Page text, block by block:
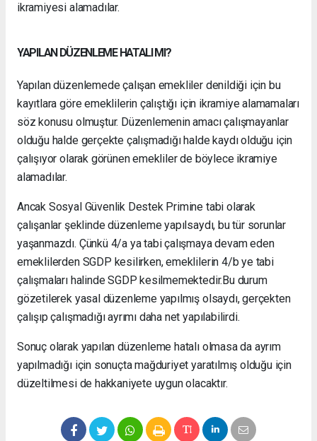
ikramiyesi alamadılar.
YAPILAN DÜZENLEME HATALI MI?
Yapılan düzenlemede çalışan emekliler denildiği için bu
kayıtlara göre emeklilerin çalıştığı için ikramiye alamamaları
söz konusu olmuştur. Düzenlemenin amacı çalışmayanlar
olduğu halde gerçekte çalışmadığı halde kaydı olduğu için
çalışıyor olarak görünen emekliler de böylece ikramiye
alamadılar.
Ancak Sosyal Güvenlik Destek Primine tabi olarak
çalışanlar şeklinde düzenleme yapılsaydı, bu tür sorunlar
yaşanmazdı. Çünkü 4/a ya tabi çalışmaya devam eden
emeklilerden SGDP kesilirken, emeklilerin 4/b ye tabi
çalışmaları halinde SGDP kesilmemektedir.Bu durum
gözetilerek yasal düzenleme yapılmış olsaydı, gerçekten
çalışıp çalışmadığı ayrımı daha net yapılabilirdi.
Sonuç olarak yapılan düzenleme hatalı olmasa da ayrım
yapılmadığı için sonuçta mağduriyet yaratılmış olduğu için
düzeltilmesi de hakkaniyete uygun olacaktır.